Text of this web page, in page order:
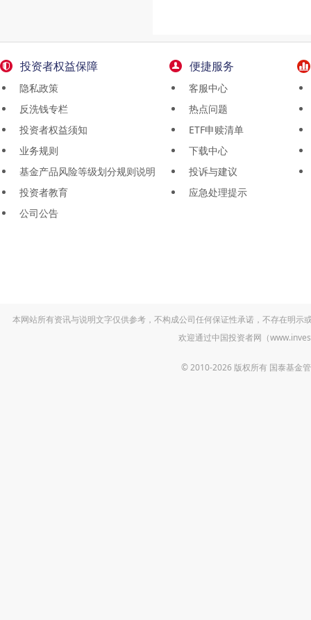
投资者权益保障
隐私政策
反洗钱专栏
投资者权益须知
业务规则
基金产品风险等级划分规则说明
投资者教育
公司公告
便捷服务
客服中心
热点问题
ETF申赎清单
下载中心
投诉与建议
应急处理提示
本网站所有资讯与说明文字仅供参考，不构成公司任何保证性承诺，不存在明
欢迎通过中国投资者网（
© 2010-2026 版权所有 国泰基金